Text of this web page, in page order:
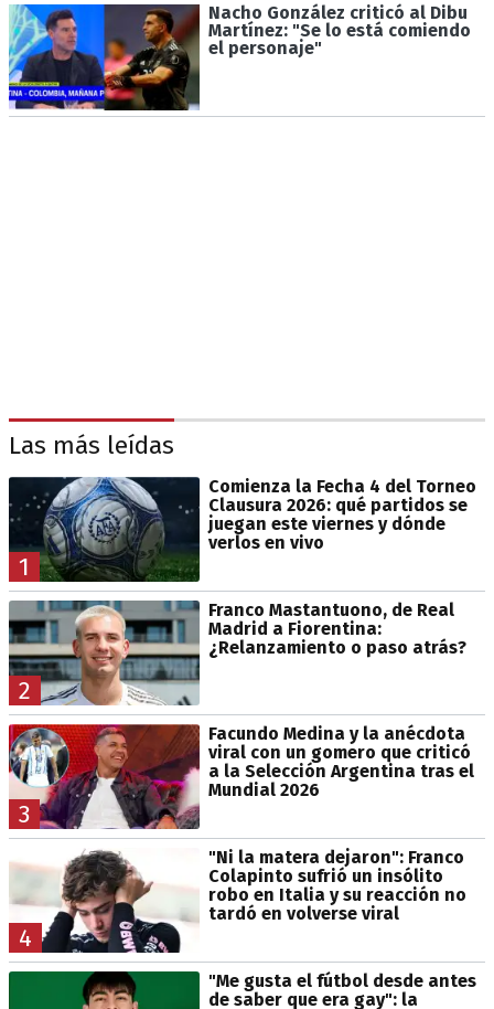
Nacho González criticó al Dibu
Martínez: "Se lo está comiendo
el personaje"
Las más leídas
1
Comienza la Fecha 4 del Torneo
Clausura 2026: qué partidos se
juegan este viernes y dónde
verlos en vivo
2
Franco Mastantuono, de Real
Madrid a Fiorentina:
¿Relanzamiento o paso atrás?
3
Facundo Medina y la anécdota
viral con un gomero que criticó
a la Selección Argentina tras el
Mundial 2026
4
"Ni la matera dejaron": Franco
Colapinto sufrió un insólito
robo en Italia y su reacción no
tardó en volverse viral
"Me gusta el fútbol desde antes
de saber que era gay": la